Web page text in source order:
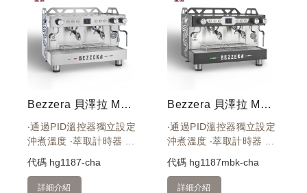
Bezzera 貝澤拉 MODA PID Display 雙孔營業機 220V (不銹鋼色)
‧通過PID溫控器獨立設定
沖煮溫度 ‧萃取計時器 ...
代碼 hg1187-cha
詳細介紹
Bezzera 貝澤拉 MODA PID Display 雙孔營業機 220V (霧黑色)
‧通過PID溫控器獨立設定
沖煮溫度 ‧萃取計時器 ...
代碼 hg1187mbk-cha
詳細介紹